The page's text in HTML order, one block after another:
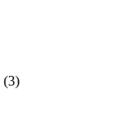
(3)